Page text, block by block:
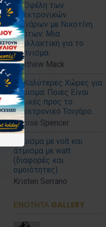
Τα Οφέλη των
Ηλεκτρονικών
Τσιγάρων με Νικοτίνη
Αλάτων: Μια
Εναλλακτική για το
Καπνισμα.
Matthew Mack
Οι Καλύτερες Χώρες για
Άτμισμα: Ποιες Είναι
Φιλικές προς το
Ηλεκτρονικό Τσιγάρο.
Denise Spencer
Άτμισμα με volt και
άτμισμα με watt
(διαφορές και
ομοιότητες)
Kristen Serrano
ΕΝΌΤΗΤΑ GALLERY